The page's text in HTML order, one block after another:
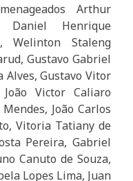
Arthur
Daniel Henrique
Welinton Staleng
Gustavo Gabriel
Alves, Gustavo Vitor
Victor Caliaro
João Carlos
Vitoria Tatiany de
Pereira, Gabriel
Canuto de Souza,
Lopes Lima, Juan